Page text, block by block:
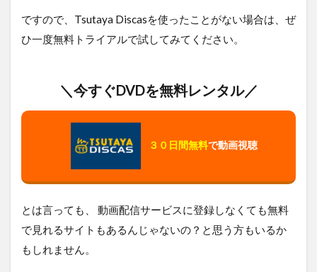
ですので、Tsutaya Discasを使ったことがない場合は、ぜ
ひ一度無料トライアルで試してみてください。
＼今すぐDVDを無料レンタル／
３０日間無料で動画視聴
とは言っても、 動画配信サービスに登録しなくても無料
で見れるサイトもあるんじゃないの？と思う方もいるか
もしれません。